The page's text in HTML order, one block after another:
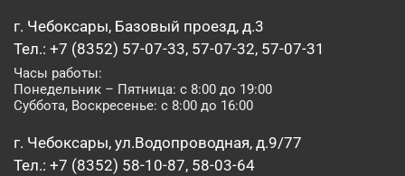
г. Чебоксары, Базовый проезд, д.3
Тел.: +7 (8352) 57-07-33, 57-07-32, 57-07-31
Часы работы:
Понедельник – Пятница: с 8:00 до 19:00
Суббота, Воскресенье: с 8:00 до 16:00
г. Чебоксары, ул.Водопроводная, д.9/77
Тел.: +7 (8352) 58-10-87, 58-03-64